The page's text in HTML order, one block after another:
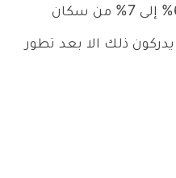
الدراسات فانه يعاني حوالي 6% إلى 7% من سكان
يدركون ذلك الا بعد تطور